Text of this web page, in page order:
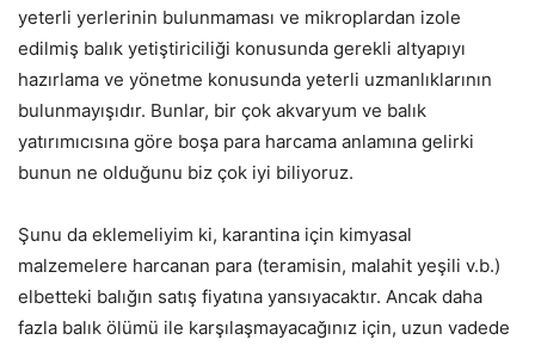
yeterli yerlerinin bulunmaması ve mikroplardan izole
edilmiş balık yetiştiriciliği konusunda gerekli altyapıyı
hazırlama ve yönetme konusunda yeterli uzmanlıklarının
bulunmayışıdır. Bunlar, bir çok akvaryum ve balık
yatırımıcısına göre boşa para harcama anlamına gelirki
bunun ne olduğunu biz çok iyi biliyoruz.
Şunu da eklemeliyim ki, karantina için kimyasal
malzemelere harcanan para (teramisin, malahit yeşili v.b.)
elbetteki balığın satış fiyatına yansıyacaktır. Ancak daha
fazla balık ölümü ile karşılaşmayacağınız için, uzun vadede